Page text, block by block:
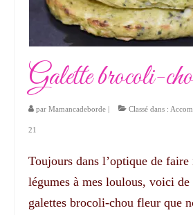
Galette brocoli-
par Mamancadeborde | Classé dans :
21
Toujours dans l’optique de faire
légumes à mes loulous, voici de
galettes brocoli-chou fleur que